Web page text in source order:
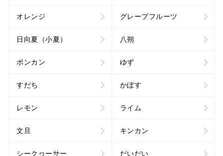
オレンジ グレープフルーツ
日向夏（小夏） 八朔
ポンカン ゆず
すだち かぼす
レモン ライム
文旦 キンカン
シークヮーサー だいだい